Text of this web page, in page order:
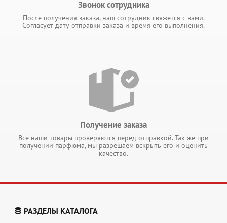
Звонок сотрудника
После получения заказа, наш сотрудник свяжется с вами.
Согласует дату отправки заказа и время его выполнения.
Получение заказа
Все наши товары проверяются перед отправкой. Так же при
получении парфюма, мы разрешаем вскрыть его и оценить
качество.
РАЗДЕЛЫ КАТАЛОГА